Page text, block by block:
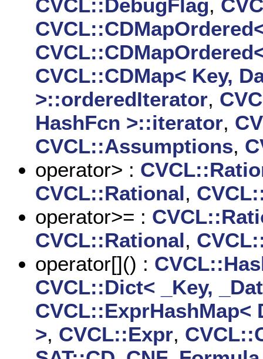
CVCL::DebugFlag,
CVCL::CDMap< Key,
>::orderedIterator,
HashFcn >::iterator,
CVCL::Assumptions,
operator> :
CVCL::Rational,
operator>= :
CVCL::Rational,
operator[]() :
CVCL::Dict< _Key,
CVCL::ExprHashMap<
>, CVCL::Expr,